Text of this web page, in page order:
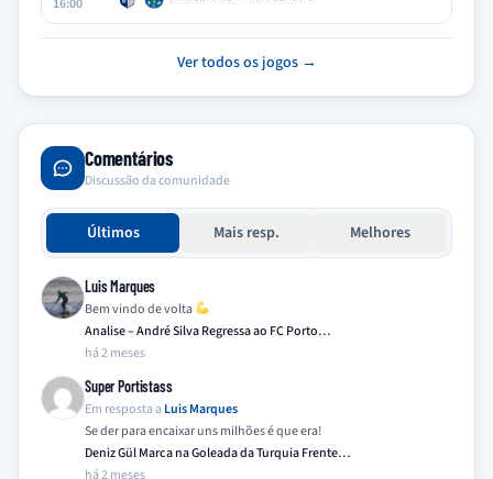
16:00
Ver todos os jogos →
Comentários
Discussão da comunidade
Últimos Mais resp. Melhores
Luis Marques
Bem vindo de volta
Analise – André Silva Regressa ao FC Porto…
há 2 meses
Super Portistass
Em resposta a Luis Marques
Se der para encaixar uns milhões é que era!
Deniz Gül Marca na Goleada da Turquia Frente…
há 2 meses